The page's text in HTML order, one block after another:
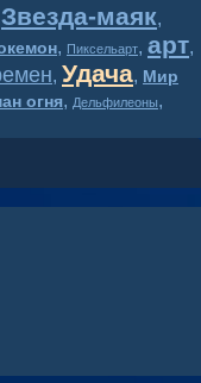
Звезда-маяк,
, Пиксельарт, арт,
, Удача, Мир
огня, Дельфилеоны,